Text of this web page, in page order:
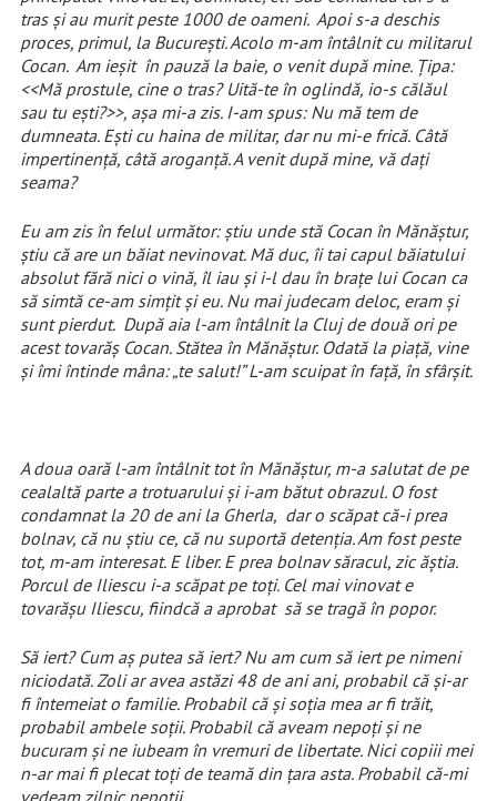
tras și au murit peste 1000 de oameni. Apoi s-a deschis
proces, primul, la București. Acolo m-am întâlnit cu militarul
Cocan. Am ieșit în pauză la baie, o venit după mine. Țipa:
<<Mă prostule, cine o tras? Uită-te în oglindă, io-s călăul
sau tu ești?>>, așa mi-a zis. I-am spus: Nu mă tem de
dumneata. Ești cu haina de militar, dar nu mi-e frică. Câtă
impertinență, câtă aroganță. A venit după mine, vă dați
seama?
Eu am zis în felul următor: știu unde stă Cocan în Mănăștur,
știu că are un băiat nevinovat. Mă duc, îi tai capul băiatului
absolut fără nici o vină, îl iau și i-l dau în brațe lui Cocan ca
să simtă ce-am simțit și eu. Nu mai judecam deloc, eram și
sunt pierdut. După aia l-am întâlnit la Cluj de două ori pe
acest tovarăș Cocan. Stătea în Mănăștur. Odată la piață, vine
și îmi întinde mâna: „te salut!” L-am scuipat în față, în sfârșit.
A doua oară l-am întâlnit tot în Mănăștur, m-a salutat de pe
cealaltă parte a trotuarului și i-am bătut obrazul. O fost
condamnat la 20 de ani la Gherla, dar o scăpat că-i prea
bolnav, că nu știu ce, că nu suportă detenția. Am fost peste
tot, m-am interesat. E liber. E prea bolnav săracul, zic ăștia.
Porcul de Iliescu i-a scăpat pe toți. Cel mai vinovat e
tovarășu Iliescu, fiindcă a aprobat să se tragă în popor.
Să iert? Cum aș putea să iert? Nu am cum să iert pe nimeni
niciodată. Zoli ar avea astăzi 48 de ani ani, probabil că și-ar
fi întemeiat o familie. Probabil că și soția mea ar fi trăit,
probabil ambele soții. Probabil că aveam nepoți și ne
bucuram și ne iubeam în vremuri de libertate. Nici copiii mei
n-ar mai fi plecat toți de teamă din țara asta. Probabil că-mi
vedeam zilnic nepoții.